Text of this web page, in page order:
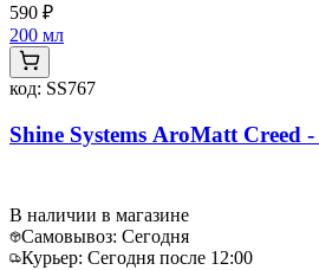
590 ₽
200 мл
код: SS767
Shine Systems AroMatt Creed
В наличии в магазине
Самовывоз: Сегодня
Курьер: Сегодня после 12:00